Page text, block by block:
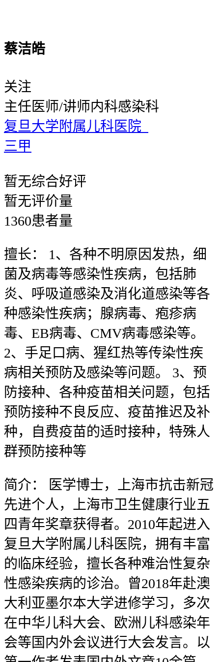
蔡洁皓
关注
主任医师/讲师内科感染科
复旦大学附属儿科医院
三甲
暂无综合好评
暂无评价量
1360患者量
擅长：
1、各种不明原因发热，细
菌及病毒等感染性疾病，包括肺
炎、呼吸道感染及消化道感染等各
种感染性疾病；腺病毒、疱疹病
毒、EB病毒、CMV病毒感染等。
2、手足口病、猩红热等传染性疾
病相关预防及感染等问题。 3、预
防接种、各种疫苗相关问题，包括
预防接种不良反应、疫苗推迟及补
种，自费疫苗的适时接种，特殊人
群预防接种等
简介：
医学博士，上海市抗击新冠
先进个人，上海市卫生健康行业五
四青年奖章获得者。2010年起进入
复旦大学附属儿科医院，拥有丰富
的临床经验，擅长各种难治性复杂
性感染疾病的诊治。曾2018年赴澳
大利亚墨尔本大学进修学习，多次
在中华儿科大会、欧洲儿科感染年
会等国内外会议进行大会发言。以